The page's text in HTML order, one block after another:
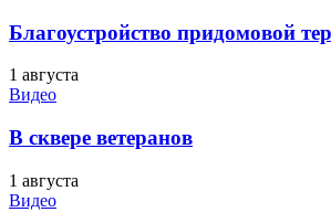
Благоустройство придомовой
1 августа
Видео
В сквере ветеранов
1 августа
Видео